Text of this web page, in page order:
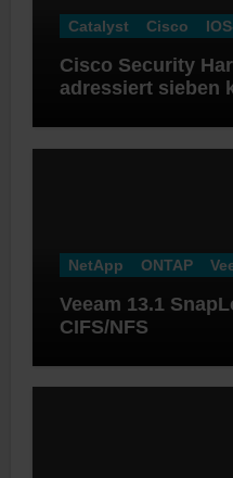
Catalyst Cisco
Cisco Security
adressiert sieben
NetApp ONTAP
Veeam 13.1
CIFS/NFS